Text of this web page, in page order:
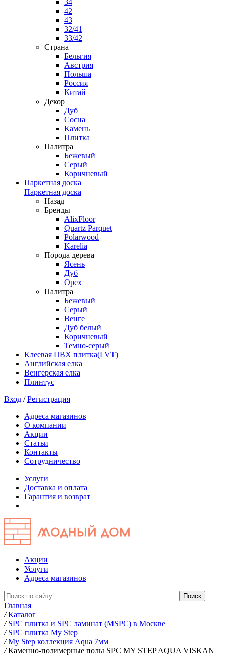
34
42
43
32/41
33/42
Страна
Бельгия
Австрия
Польша
Россия
Китай
Декор
Дуб
Сосна
Камень
Плитка
Палитра
Бежевый
Серый
Коричневый
Паркетная доска
Паркетная доска
Назад
Бренды
AlixFloor
Quartz Parquet
Polarwood
Karelia
Порода дерева
Ясень
Дуб
Орех
Палитра
Бежевый
Серый
Венге
Дуб белый
Коричневый
Темно-серый
Клеевая ПВХ плитка(LVT)
Английская елка
Венгерская елка
Плинтус
Вход /Регистрация
Адреса магазинов
О компании
Акции
Статьи
Контакты
Сотрудничество
Услуги
Доставка и оплата
Гарантия и возврат
Акции
Услуги
Адреса магазинов
Главная
/ Каталог
/ SPC плитка и SPC ламинат (MSPC) в Москве
/ SPC плитка My Step
/ My Step коллекция Aqua 7мм
/ Каменно-полимерные полы SPC MY STEP AQUA VISKAN